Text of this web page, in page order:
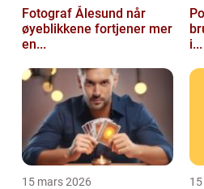
Fotograf Ålesund når
øyeblikkene fortjener mer
en...
i...
15 mars 2026